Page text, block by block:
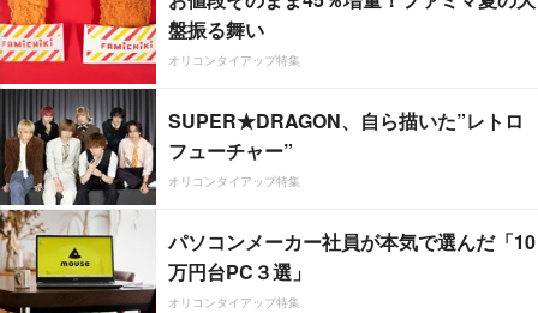
盤振る舞い
オリコンタイアップ特集
SUPER★DRAGON、自ら描いた”レトロ
フューチャー”
オリコンタイアップ特集
パソコンメーカー社員が本気で選んだ「10
万円台PC３選」
オリコンタイアップ特集